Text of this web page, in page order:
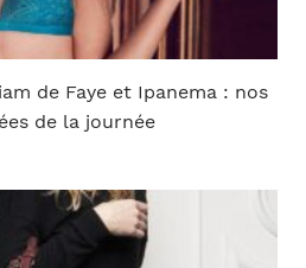
de Faye et Ipanema : nos
de la journée